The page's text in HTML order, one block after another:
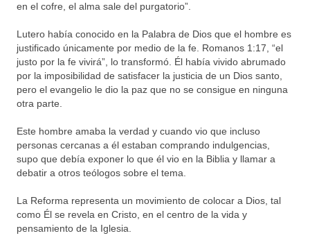
en el cofre, el alma sale del purgatorio”.
Lutero había conocido en la Palabra de Dios que el hombre es
justificado únicamente por medio de la fe. Romanos 1:17, “el
justo por la fe vivirá”, lo transformó. Él había vivido abrumado
por la imposibilidad de satisfacer la justicia de un Dios santo,
pero el evangelio le dio la paz que no se consigue en ninguna
otra parte.
Este hombre amaba la verdad y cuando vio que incluso
personas cercanas a él estaban comprando indulgencias,
supo que debía exponer lo que él vio en la Biblia y llamar a
debatir a otros teólogos sobre el tema.
La Reforma representa un movimiento de colocar a Dios, tal
como Él se revela en Cristo, en el centro de la vida y
pensamiento de la Iglesia.